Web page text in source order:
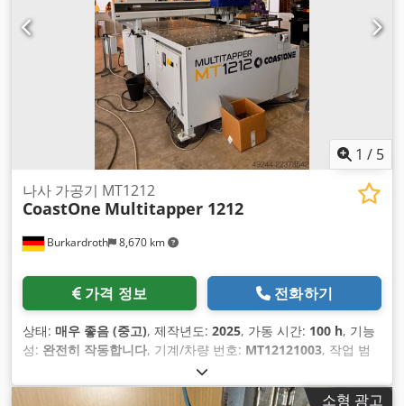
1 / 5
Burkardroth 8,670 km
나사 가공기 MT1212
CoastOne Multitapper 1212
가격 정보 전화하기
상태: 매우 좋음 (중고), 제작년도: 2025, 가동 시간: 100 h, 기능
성: 완전히 작동합니다, 기계/차량 번호: MT12121003, 작업 범
1,400 kg
1,610 mm, 총 길이:2,550 mm, 입력 전류 유형:에어컨, 보증
소형 광고